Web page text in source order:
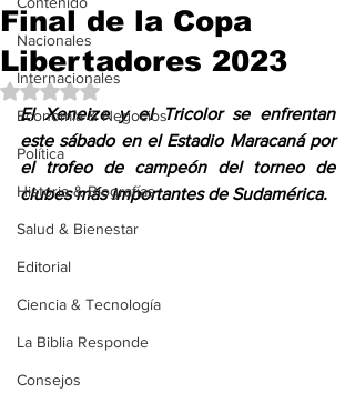
Nacionales
Internacionales
Economía & Negocios
Política
Historia & Biografías
Salud & Bienestar
Editorial
Ciencia & Tecnología
La Biblia Responde
Consejos
Final de la Copa
Libertadores 2023
Obtuvo NaN de 5 estrellas.
El Xeneize y el Tricolor se enfrentan
este sábado en el Estadio Maracaná por
el trofeo de campeón del torneo de
clubes más importantes de Sudamérica.